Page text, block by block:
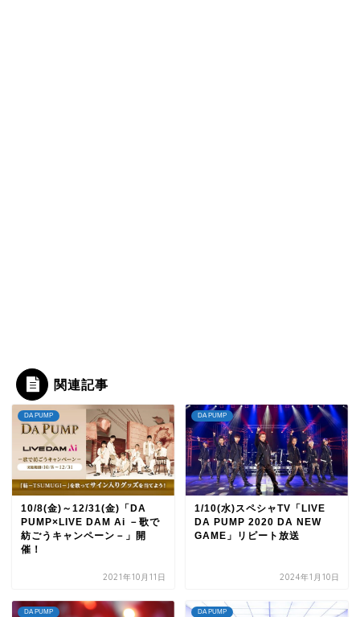
関連記事
DA PUMP
10/8(金)～12/31(金)「DA
PUMP×LIVE DAM Ai －歌で
紡ごうキャンペーン－」開
催！
2021年10月11日
DA PUMP
1/10(水)スペシャTV「LIVE
DA PUMP 2020 DA NEW
GAME」リピート放送
2024年1月10日
DA PUMP DA PUMP